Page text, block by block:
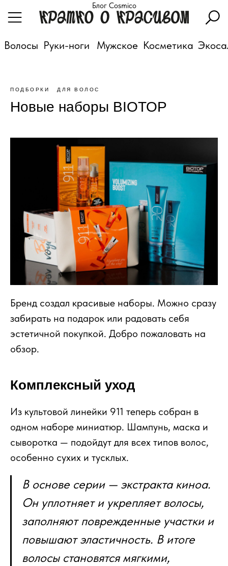
Блог Cosmico
Мужское
Руки-ноги
Волосы Косметика
ПОДБОРКИ ДЛЯ ВОЛОС
Новые наборы BIOTOP
Бренд создал красивые наборы. Можно сразу
забирать на подарок или радовать себя
эстетичной покупкой. Добро пожаловать на
обзор.
Комплексный уход
Из культовой линейки 911 теперь собран в
одном наборе миниатюр. Шампунь, маска и
сыворотка — подойдут для всех типов волос,
особенно сухих и тусклых.
В основе серии — экстракта киноа.
Он уплотняет и укрепляет волосы,
заполняют поврежденные участки и
повышают эластичность. В итоге
волосы становятся мягкими,